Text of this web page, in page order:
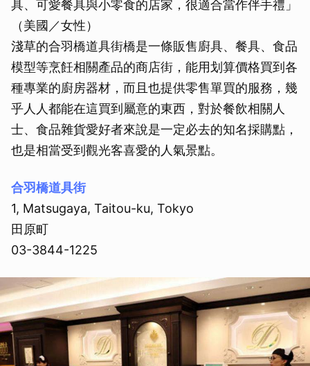
具、可愛餐具與小零食的店家，很適合當作伴手禮」
（美國／女性）
淺草的合羽橋道具街橋是一條販售廚具、餐具、食品
模型等烹飪相關產品的商店街，能用划算價格買到各
種專業的廚房器材，而且也提供零售單買的服務，幾
乎人人都能在這買到屬意的東西，對於餐飲相關人
士、食品雜貨愛好者來說是一定必去的知名採購點，
也是相當受到觀光客喜愛的人氣景點。
合羽橋道具街
1, Matsugaya, Taitou-ku, Tokyo
田原町
03-3844-1225